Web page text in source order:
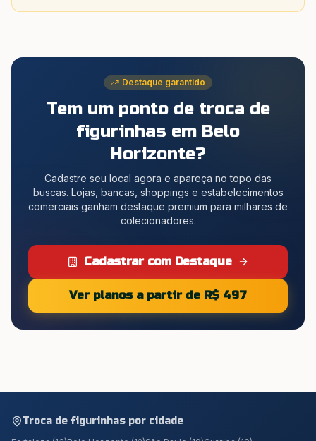
Destaque garantido
Tem um ponto de troca de
figurinhas em Belo
Horizonte?
Cadastre seu local agora e apareça no topo das
buscas. Lojas, bancas, shoppings e estabelecimentos
comerciais ganham destaque premium para milhares de
colecionadores.
Cadastrar com Destaque
Ver planos a partir de R$ 497
Troca de figurinhas por cidade